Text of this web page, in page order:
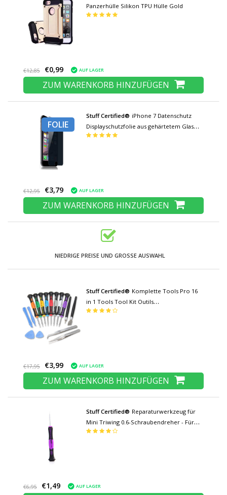
Panzerhülle Silikon TPU Hülle Gold
€12,85 €0,99 AUF LAGER
ZUM WARENKORB HINZUFÜGEN
FOLIE
Stuff Certified® iPhone 7 Datenschutz
Displayschutzfolie aus gehärtetem Glas
Folie aus gehärtetem Glas
€12,95 €3,79 AUF LAGER
ZUM WARENKORB HINZUFÜGEN
NIEDRIGE PREISE UND GROSSE AUSWAHL
Stuff Certified® Komplette Tools Pro 16
in 1 Tools Tool Kit Outils
Schraubendreher Schraubendreher-Set -
€17,95 €3,99 AUF LAGER
ZUM WARENKORB HINZUFÜGEN
Stuff Certified® Reparaturwerkzeug für
Mini Triwing 0.6-Schraubendreher - Für
Apple iPhone 7/8 / X / XS / XR / 11 / Plus /
€6,95 €1,49 AUF LAGER